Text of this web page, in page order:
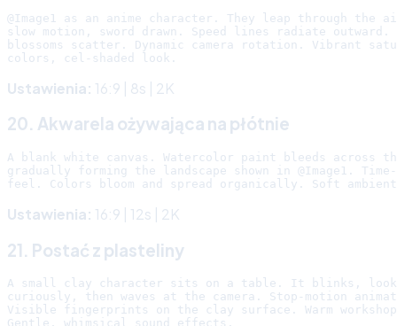
@Image1 as an anime character. They leap through the
slow motion, sword drawn. Speed lines radiate outward.
blossoms scatter. Dynamic camera rotation. Vibrant
Ustawienia: 16:9 | 8s | 2K
20. Akwarela ożywająca na płótnie
A blank white canvas. Watercolor paint bleeds across
gradually forming the landscape shown in @Image1.
Ustawienia: 16:9 | 12s | 2K
21. Postać z plasteliny
A small clay character sits on a table. It blinks,
curiously, then waves at the camera. Stop-motion
Visible fingerprints on the clay surface. Warm